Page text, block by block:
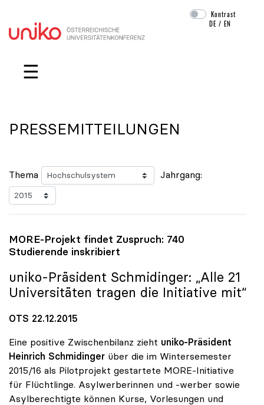
Navigation überspringen
Kontrast
DE /EN
☰
PRESSEMITTEILUNGEN
Thema Jahrgang:
MORE-Projekt findet Zuspruch: 740
Studierende inskribiert
uniko-Präsident Schmidinger: „Alle 21
Universitäten tragen die Initiative mit“
OTS 22.12.2015
Eine positive Zwischenbilanz zieht uniko-Präsident
Heinrich Schmidinger über die im Wintersemester
2015/16 als Pilotprojekt gestartete MORE-Initiative
für Flüchtlinge. Asylwerberinnen und -werber sowie
Asylberechtigte können Kurse, Vorlesungen und